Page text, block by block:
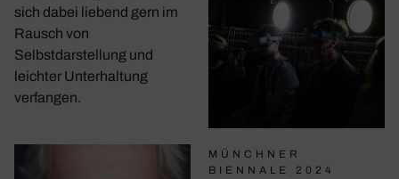
sich dabei liebend gern im
Rausch von
Selbstdarstellung und
leichter Unterhaltung
verfangen.
MÜNCHNER
BIENNALE 2024